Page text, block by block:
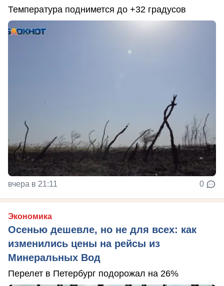
Температура поднимется до +32 градусов
вчера в 21:11 0
Экономика
Осенью дешевле, но не для всех: как
изменились цены на рейсы из
Минеральных Вод
Перелет в Петербург подорожал на 26%